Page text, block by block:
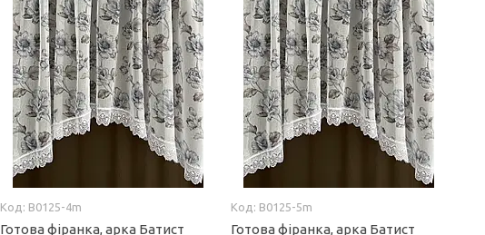
B0125-4m
Готова фіранка, арка Батист
B0125-5m
Готова фіранка, арка Батист